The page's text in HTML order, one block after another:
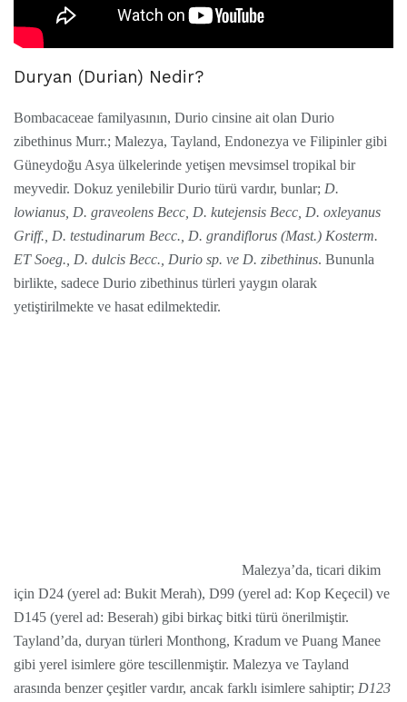
Duryan (Durian) Nedir?
Bombacaceae familyasının, Durio cinsine ait olan Durio
zibethinus Murr.; Malezya, Tayland, Endonezya ve Filipinler gibi
Güneydoğu Asya ülkelerinde yetişen mevsimsel tropikal bir
meyvedir. Dokuz yenilebilir Durio türü vardır, bunlar; D.
lowianus, D. graveolens Becc, D. kutejensis Becc, D. oxleyanus
Griff., D. testudinarum Becc., D. grandiflorus (Mast.) Kosterm.
ET Soeg., D. dulcis Becc., Durio sp. ve D. zibethinus. Bununla
birlikte, sadece Durio zibethinus türleri yaygın olarak
yetiştirilmekte ve hasat edilmektedir.
Malezya’da, ticari dikim
için D24 (yerel ad: Bukit Merah), D99 (yerel ad: Kop Keçecil) ve
D145 (yerel ad: Beserah) gibi birkaç bitki türü önerilmiştir.
Tayland’da, duryan türleri Monthong, Kradum ve Puang Manee
gibi yerel isimlere göre tescillenmiştir. Malezya ve Tayland
arasında benzer çeşitler vardır, ancak farklı isimlere sahiptir; D123